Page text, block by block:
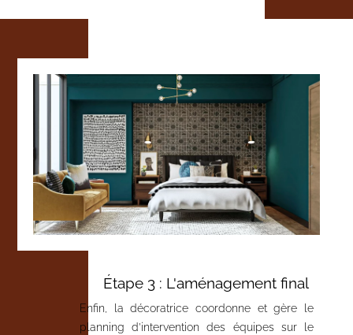
Étape 3 : L'aménagement final
Enfin, la décoratrice coordonne et gère le
planning d’intervention des équipes sur le